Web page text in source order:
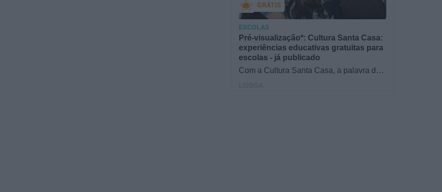
Pré-visualização*: Cultura Santa Casa:
experiências educativas gratuitas para
escolas - já publicado
Com a Cultura Santa Casa, a palavra de
GRÁTIS
ESCOLAS